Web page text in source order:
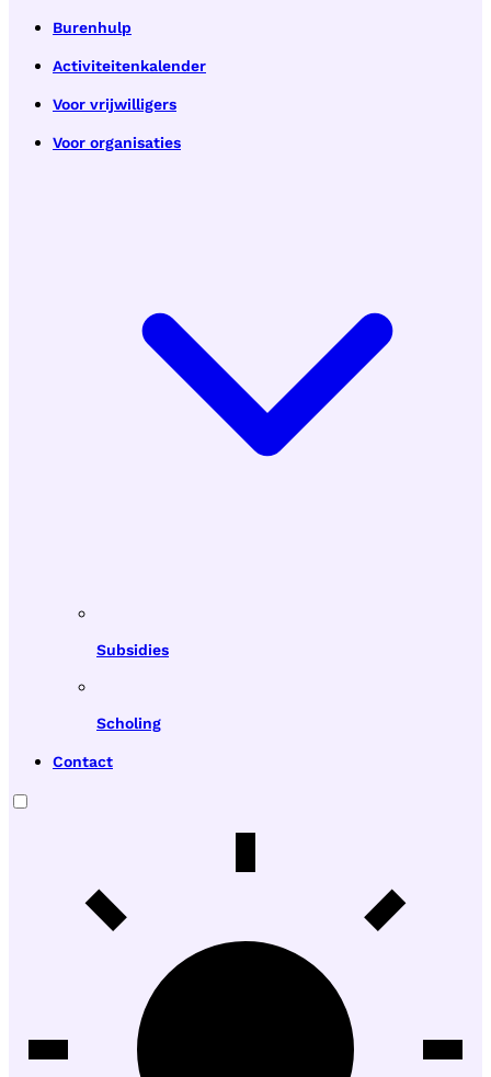
Burenhulp
Activiteitenkalender
Voor vrijwilligers
Voor organisaties
Subsidies
Scholing
Contact